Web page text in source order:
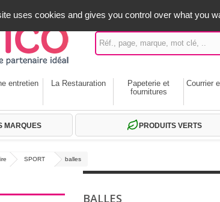
entretien La Restauration
Papeterie et
fournitures
Courrier
MARQUES PRODUITS VERTS
SPORT balles
BALLES
uses cookies and gives you control over what you